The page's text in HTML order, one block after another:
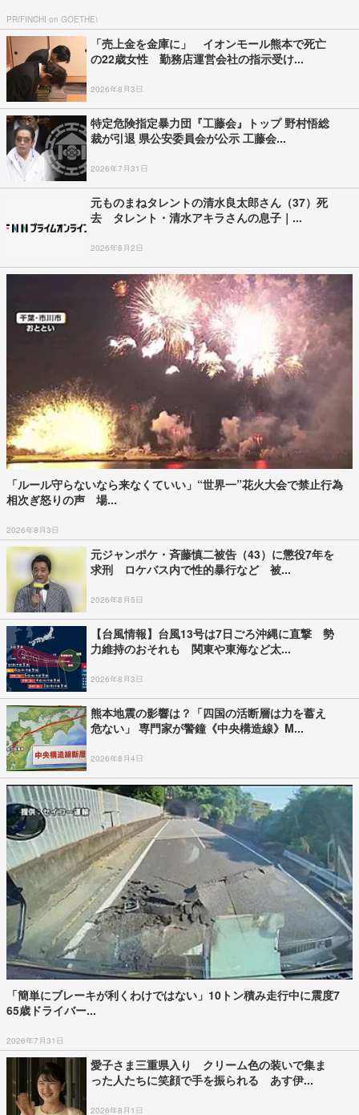
PR(FINCHI on GOETHE)
「売上金を金庫に」 イオンモール熊本で死亡
の22歳女性 勤務店運営会社の指示受け...
2026年8月3日
特定危険指定暴力団『工藤会』トップ 野村悟総
裁が引退 県公安委員会が公示 工藤会...
2026年7月31日
元ものまねタレントの清水良太郎さん（37）死
去 タレント・清水アキラさんの息子｜...
2026年8月2日
「ルール守らないなら来なくていい」“世界一”花火大会で禁止行為
相次ぎ怒りの声 場...
2026年8月3日
元ジャンポケ・斉藤慎二被告（43）に懲役7年を
求刑 ロケバス内で性的暴行など 被...
2026年8月5日
【台風情報】台風13号は7日ごろ沖縄に直撃 勢
力維持のおそれも 関東や東海など太...
2026年8月3日
熊本地震の影響は？「四国の活断層は力を蓄え
危ない」 専門家が警鐘《中央構造線》M...
2026年8月4日
「簡単にブレーキが利くわけではない」10トン積み走行中に震度7
65歳ドライバー...
2026年7月31日
愛子さま三重県入り クリーム色の装いで集ま
った人たちに笑顔で手を振られる あす伊...
2026年8月1日